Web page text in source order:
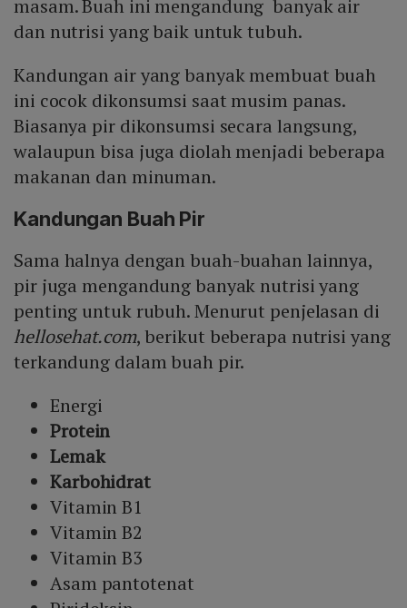
masam. Buah ini mengandung banyak air
dan nutrisi yang baik untuk tubuh.
Kandungan air yang banyak membuat buah
ini cocok dikonsumsi saat musim panas.
Biasanya pir dikonsumsi secara langsung,
walaupun bisa juga diolah menjadi beberapa
makanan dan minuman.
Kandungan Buah Pir
Sama halnya dengan buah-buahan lainnya,
pir juga mengandung banyak nutrisi yang
penting untuk rubuh. Menurut penjelasan di
hellosehat.com, berikut beberapa nutrisi yang
terkandung dalam buah pir.
Energi
Protein
Lemak
Karbohidrat
Vitamin B1
Vitamin B2
Vitamin B3
Asam pantotenat